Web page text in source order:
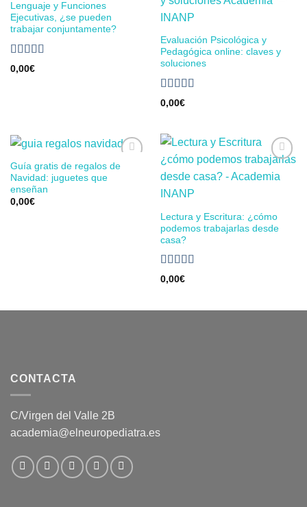
lista de
Lenguaje y Funciones
Ejecutivas, ¿se pueden
trabajar conjuntamente?
Valorado en
5.00
0,00€
deseos
Evaluación Psicológica y
Pedagógica online: claves y
soluciones
Valorado en
5.00
0,00€
Añadir
Guía gratis de regalos de
Navidad: juguetes que
enseñan
0,00€
a la
Lectura y Escritura: ¿cómo
podemos trabajarlas desde
casa?
Valorado
en
0,00€
CONTACTA
C/Virgen del Valle 2B
academia@elneuropediatra.es